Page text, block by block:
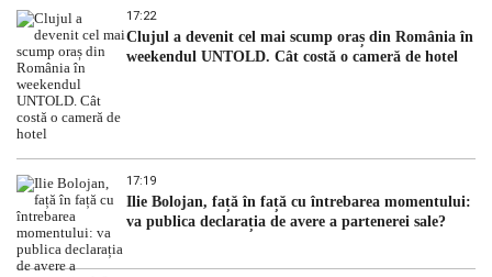
17:22
Clujul a devenit cel mai scump oraș din România în
weekendul UNTOLD. Cât costă o cameră de hotel
17:19
Ilie Bolojan, față în față cu întrebarea momentului:
va publica declarația de avere a partenerei sale?